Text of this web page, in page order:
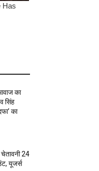
का
सिंह
का
24
यूजर्स